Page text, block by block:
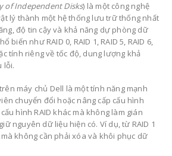
of Independent Disks) là một công nghệ
lý thành một hệ thống lưu trữ thống nhất
độ tin cậy và khả năng dự phòng dữ
biến như RAID 0, RAID 1, RAID 5, RAID 6,
tính riêng về tốc độ, dung lượng khả
lỗi.
trên máy chủ Dell là một tính năng mạnh
chuyển đổi hoặc nâng cấp cấu hình
hình RAID khác mà không làm gián
nguyên dữ liệu hiện có. Ví dụ, từ RAID 1
mà không cần phải xóa và khôi phục dữ